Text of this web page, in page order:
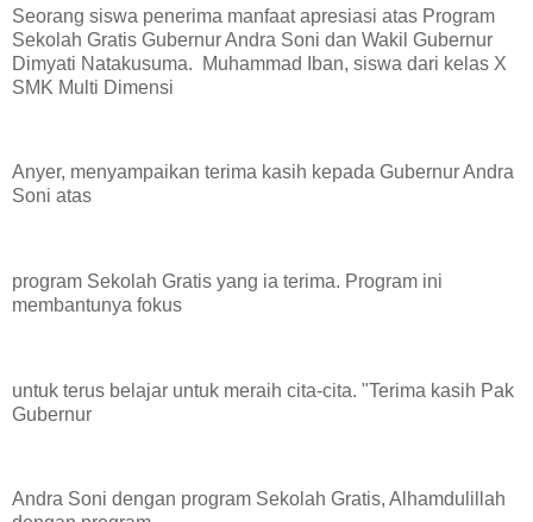
Seorang siswa penerima manfaat apresiasi atas Program
Sekolah Gratis Gubernur Andra Soni dan Wakil Gubernur
Dimyati Natakusuma. Muhammad Iban, siswa dari kelas X
SMK Multi Dimensi
Anyer, menyampaikan terima kasih kepada Gubernur Andra
Soni atas
program Sekolah Gratis yang ia terima. Program ini
membantunya fokus
untuk terus belajar untuk meraih cita-cita. "Terima kasih Pak
Gubernur
Andra Soni dengan program Sekolah Gratis, Alhamdulillah